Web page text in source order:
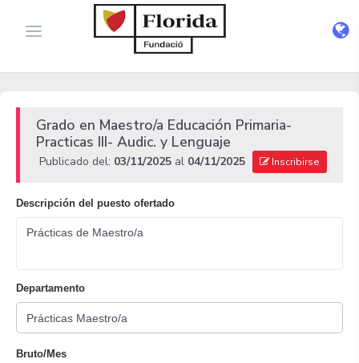
Grado en Maestro/a Educación Primaria-
Practicas III- Audic. y Lenguaje
Publicado del: 03/11/2025 al 04/11/2025 Inscribirse
Descripción del puesto ofertado
Prácticas de Maestro/a
Departamento
Bruto/Mes